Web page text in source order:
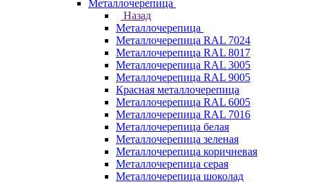
Металлочерепица
Назад
Металлочерепица
Металлочерепица RAL 7024
Металлочерепица RAL 8017
Металлочерепица RAL 3005
Металлочерепица RAL 9005
Красная металлочерепица
Металлочерепица RAL 6005
Металлочерепица RAL 7016
Металлочерепица белая
Металлочерепица зеленая
Металлочерепица коричневая
Металлочерепица серая
Металлочерепица шоколад